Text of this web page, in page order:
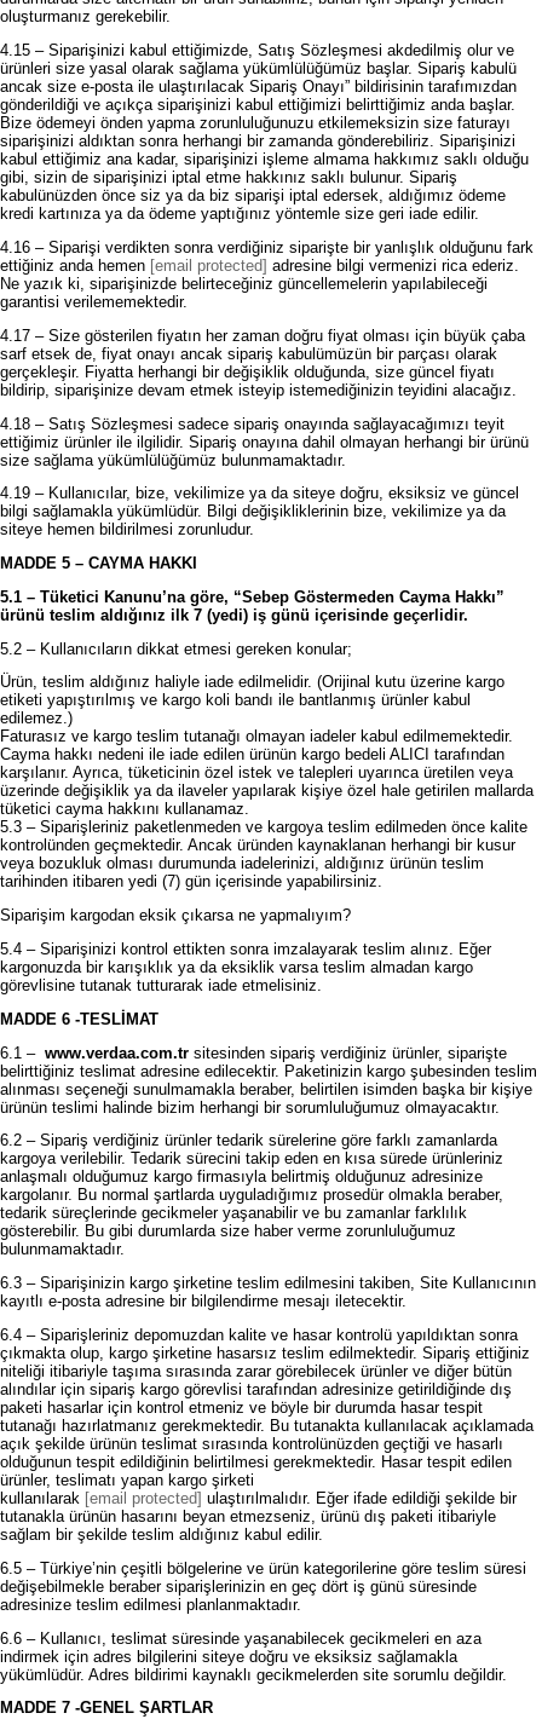
oluşturmanız gerekebilir.
4.15 – Siparişinizi kabul ettiğimizde, Satış Sözleşmesi akdedilmiş olur ve
ürünleri size yasal olarak sağlama yükümlülüğümüz başlar. Sipariş kabulü
ancak size e-posta ile ulaştırılacak Sipariş Onayı” bildirisinin tarafımızdan
gönderildiği ve açıkça siparişinizi kabul ettiğimizi belirttiğimiz anda başlar.
Bize ödemeyi önden yapma zorunluluğunuzu etkilemeksizin size faturayı
siparişinizi aldıktan sonra herhangi bir zamanda gönderebiliriz. Siparişinizi
kabul ettiğimiz ana kadar, siparişinizi işleme almama hakkımız saklı olduğu
gibi, sizin de siparişinizi iptal etme hakkınız saklı bulunur. Sipariş
kabulünüzden önce siz ya da biz siparişi iptal edersek, aldığımız ödeme
kredi kartınıza ya da ödeme yaptığınız yöntemle size geri iade edilir.
4.16 – Siparişi verdikten sonra verdiğiniz siparişte bir yanlışlık olduğunu fark
ettiğiniz anda hemen [email protected] adresine bilgi vermenizi rica ederiz.
Ne yazık ki, siparişinizde belirteceğiniz güncellemelerin yapılabileceği
garantisi verilememektedir.
4.17 – Size gösterilen fiyatın her zaman doğru fiyat olması için büyük çaba
sarf etsek de, fiyat onayı ancak sipariş kabulümüzün bir parçası olarak
gerçekleşir. Fiyatta herhangi bir değişiklik olduğunda, size güncel fiyatı
bildirip, siparişinize devam etmek isteyip istemediğinizin teyidini alacağız.
4.18 – Satış Sözleşmesi sadece sipariş onayında sağlayacağımızı teyit
ettiğimiz ürünler ile ilgilidir. Sipariş onayına dahil olmayan herhangi bir ürünü
size sağlama yükümlülüğümüz bulunmamaktadır.
4.19 – Kullanıcılar, bize, vekilimize ya da siteye doğru, eksiksiz ve güncel
bilgi sağlamakla yükümlüdür. Bilgi değişikliklerinin bize, vekilimize ya da
siteye hemen bildirilmesi zorunludur.
MADDE 5 – CAYMA HAKKI
5.1 – Tüketici Kanunu’na göre, “Sebep Göstermeden Cayma Hakkı”
ürünü teslim aldığınız ilk 7 (yedi) iş günü içerisinde geçerlidir.
5.2 – Kullanıcıların dikkat etmesi gereken konular;
Ürün, teslim aldığınız haliyle iade edilmelidir. (Orijinal kutu üzerine kargo
etiketi yapıştırılmış ve kargo koli bandı ile bantlanmış ürünler kabul
edilemez.)
Faturasız ve kargo teslim tutanağı olmayan iadeler kabul edilmemektedir.
Cayma hakkı nedeni ile iade edilen ürünün kargo bedeli ALICI tarafından
karşılanır. Ayrıca, tüketicinin özel istek ve talepleri uyarınca üretilen veya
üzerinde değişiklik ya da ilaveler yapılarak kişiye özel hale getirilen mallarda
tüketici cayma hakkını kullanamaz.
5.3 – Siparişleriniz paketlenmeden ve kargoya teslim edilmeden önce kalite
kontrolünden geçmektedir. Ancak üründen kaynaklanan herhangi bir kusur
veya bozukluk olması durumunda iadelerinizi, aldığınız ürünün teslim
tarihinden itibaren yedi (7) gün içerisinde yapabilirsiniz.
Siparişim kargodan eksik çıkarsa ne yapmalıyım?
5.4 – Siparişinizi kontrol ettikten sonra imzalayarak teslim alınız. Eğer
kargonuzda bir karışıklık ya da eksiklik varsa teslim almadan kargo
görevlisine tutanak tutturarak iade etmelisiniz.
MADDE 6 -TESLİMAT
6.1 – www.verdaa.com.tr sitesinden sipariş verdiğiniz ürünler, siparişte
belirttiğiniz teslimat adresine edilecektir. Paketinizin kargo şubesinden teslim
alınması seçeneği sunulmamakla beraber, belirtilen isimden başka bir kişiye
ürünün teslimi halinde bizim herhangi bir sorumluluğumuz olmayacaktır.
6.2 – Sipariş verdiğiniz ürünler tedarik sürelerine göre farklı zamanlarda
kargoya verilebilir. Tedarik sürecini takip eden en kısa sürede ürünleriniz
anlaşmalı olduğumuz kargo firmasıyla belirtmiş olduğunuz adresinize
kargolanır. Bu normal şartlarda uyguladığımız prosedür olmakla beraber,
tedarik süreçlerinde gecikmeler yaşanabilir ve bu zamanlar farklılık
gösterebilir. Bu gibi durumlarda size haber verme zorunluluğumuz
bulunmamaktadır.
6.3 – Siparişinizin kargo şirketine teslim edilmesini takiben, Site Kullanıcının
kayıtlı e-posta adresine bir bilgilendirme mesajı iletecektir.
6.4 – Siparişleriniz depomuzdan kalite ve hasar kontrolü yapıldıktan sonra
çıkmakta olup, kargo şirketine hasarsız teslim edilmektedir. Sipariş ettiğiniz
niteliği itibariyle taşıma sırasında zarar görebilecek ürünler ve diğer bütün
alındılar için sipariş kargo görevlisi tarafından adresinize getirildiğinde dış
paketi hasarlar için kontrol etmeniz ve böyle bir durumda hasar tespit
tutanağı hazırlatmanız gerekmektedir. Bu tutanakta kullanılacak açıklamada
açık şekilde ürünün teslimat sırasında kontrolünüzden geçtiği ve hasarlı
olduğunun tespit edildiğinin belirtilmesi gerekmektedir. Hasar tespit edilen
ürünler, teslimatı yapan kargo şirketi
kullanılarak [email protected] ulaştırılmalıdır. Eğer ifade edildiği şekilde bir
tutanakla ürünün hasarını beyan etmezseniz, ürünü dış paketi itibariyle
sağlam bir şekilde teslim aldığınız kabul edilir.
6.5 – Türkiye’nin çeşitli bölgelerine ve ürün kategorilerine göre teslim süresi
değişebilmekle beraber siparişlerinizin en geç dört iş günü süresinde
adresinize teslim edilmesi planlanmaktadır.
6.6 – Kullanıcı, teslimat süresinde yaşanabilecek gecikmeleri en aza
indirmek için adres bilgilerini siteye doğru ve eksiksiz sağlamakla
yükümlüdür. Adres bildirimi kaynaklı gecikmelerden site sorumlu değildir.
MADDE 7 -GENEL ŞARTLAR